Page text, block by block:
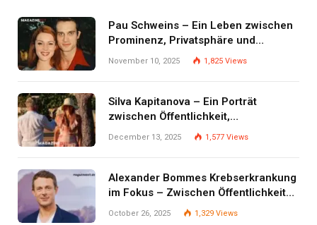
Pau Schweins – Ein Leben zwischen
Prominenz, Privatsphäre und
Selbstbestimmung
November 10, 2025 1,825 Views
Silva Kapitanova – Ein Porträt
zwischen Öffentlichkeit,
Persönlichkeit und Lebensweg
December 13, 2025 1,577 Views
Alexander Bommes Krebserkrankung
im Fokus – Zwischen Öffentlichkeit
und Privatsphäre
October 26, 2025 1,329 Views